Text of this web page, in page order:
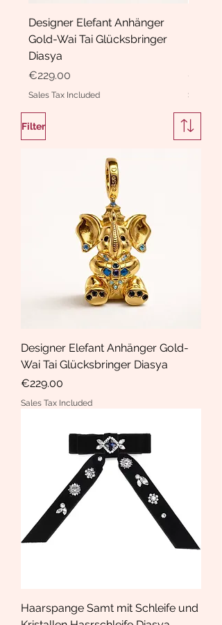
Designer Elefant Anhänger
Gold-Wai Tai Glücksbringer
Diasya
Price
€229.00
Sales Tax Included
Price
Sales
Filter
Designer Elefant Anhänger Gold-
Wai Tai Glücksbringer Diasya
Price
€229.00
Sales Tax Included
Haarspange Samt mit Schleife und